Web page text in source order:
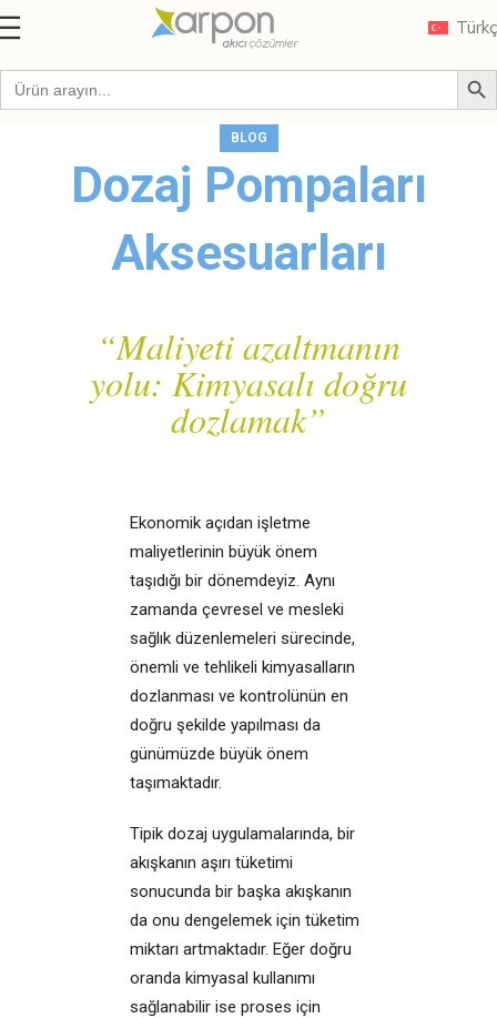
BLOG
Dozaj Pompaları
Aksesuarları
“Maliyeti azaltmanın
yolu: Kimyasalı doğru
dozlamak”
Ekonomik açıdan işletme
maliyetlerinin büyük önem
taşıdığı bir dönemdeyiz. Aynı
zamanda çevresel ve mesleki
sağlık düzenlemeleri sürecinde,
önemli ve tehlikeli kimyasalların
dozlanması ve kontrolünün en
doğru şekilde yapılması da
günümüzde büyük önem
taşımaktadır.
Tipik dozaj uygulamalarında, bir
akışkanın aşırı tüketimi
sonucunda bir başka akışkanın
da onu dengelemek için tüketim
miktarı artmaktadır. Eğer doğru
oranda kimyasal kullanımı
sağlanabilir ise proses için